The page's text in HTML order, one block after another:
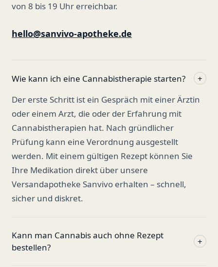
von 8 bis 19 Uhr erreichbar.
hello@sanvivo-apotheke.de
Wie kann ich eine Cannabistherapie starten?
+
Der erste Schritt ist ein Gespräch mit einer Ärztin
oder einem Arzt, die oder der Erfahrung mit
Cannabistherapien hat. Nach gründlicher
Prüfung kann eine Verordnung ausgestellt
werden. Mit einem gültigen Rezept können Sie
Ihre Medikation direkt über unsere
Versandapotheke Sanvivo erhalten – schnell,
sicher und diskret.
Kann man Cannabis auch ohne Rezept
bestellen?
+